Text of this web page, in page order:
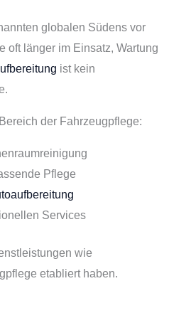
globalen Südens vor
oft länger im Einsatz, Wartung
ist kein
der Fahrzeugpflege:
Pflege
Services
wie
etabliert haben.